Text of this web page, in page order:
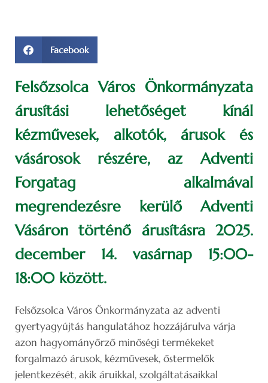
Facebook
Felsőzsolca Város Önkormányzata
árusítási lehetőséget kínál
kézművesek, alkotók, árusok és
vásárosok részére, az Adventi
Forgatag alkalmával
megrendezésre kerülő Adventi
Vásáron történő árusításra 2025.
december 14. vasárnap 15:00-
18:00 között.
Felsőzsolca Város Önkormányzata az adventi
gyertyagyújtás hangulatához hozzájárulva várja
azon hagyományőrző minőségi termékeket
forgalmazó árusok, kézművesek, őstermelők
jelentkezését, akik áruikkal, szolgáltatásaikkal